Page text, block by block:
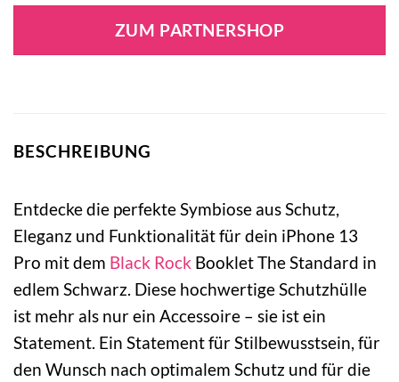
ZUM PARTNERSHOP
BESCHREIBUNG
Entdecke die perfekte Symbiose aus Schutz,
Eleganz und Funktionalität für dein iPhone 13
Pro mit dem Black Rock Booklet The Standard in
edlem Schwarz. Diese hochwertige Schutzhülle
ist mehr als nur ein Accessoire – sie ist ein
Statement. Ein Statement für Stilbewusstsein, für
den Wunsch nach optimalem Schutz und für die